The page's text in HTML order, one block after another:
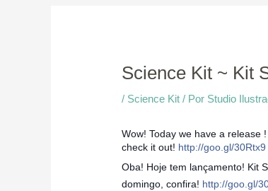
Science Kit ~ Kit
/ Science Kit / Por Studio
Wow! Today we have a release
check it out! http://goo.gl/30Rtx9
Oba! Hoje tem lançamento! Kit
domingo, confira! http://goo.gl/